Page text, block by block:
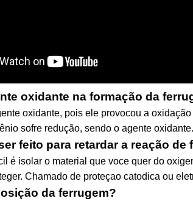
oxidante na formação da
oxidante, pois ele provocou a
sofre redução, sendo o agente oxidante.
feito para retardar a reação de
é isolar o material que voce quer do
Chamado de proteçao catodica ou
da ferrugem?